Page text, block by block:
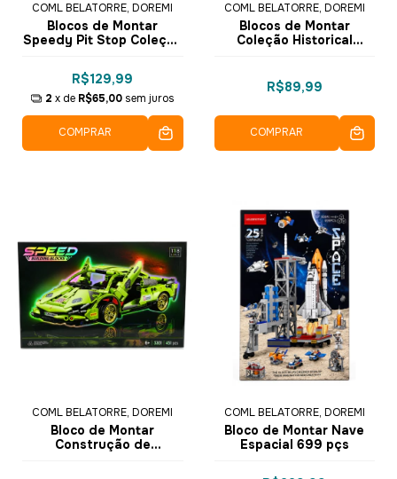
COML BELATORRE, DOREMI
Blocos de Montar
Speedy Pit Stop Coleção
3401 - COGO Dorémi
R$129,99
2 x de R$65,00 sem juros
COMPRAR
COML BELATORRE, DOREMI
Blocos de Montar
Coleção Historical
R$89,99
COMPRAR
COML BELATORRE, DOREMI
Bloco de Montar
Construção de
COML BELATORRE, DOREMI
Bloco de Montar Nave
Espacial 699 pçs